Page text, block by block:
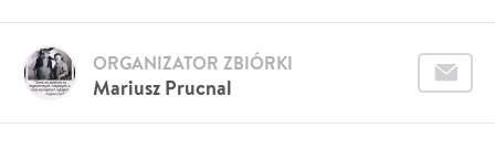
Mariusz Prucnal
ORGANIZATOR ZBIÓRKI